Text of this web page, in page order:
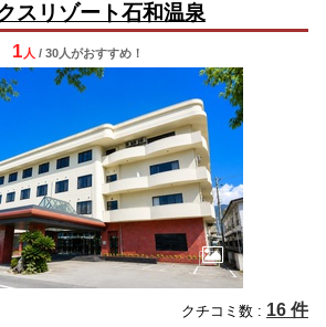
スリゾート石和温泉
1 人 / 30人がおすすめ！
クチコミ数 : 16 件